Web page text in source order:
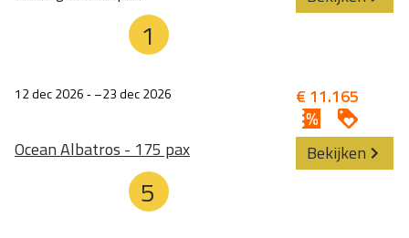
1
12 dec 2026‐ 23 dec 2026
Ocean Albatros - 175 pax
€ 11.165
5
Bekijken